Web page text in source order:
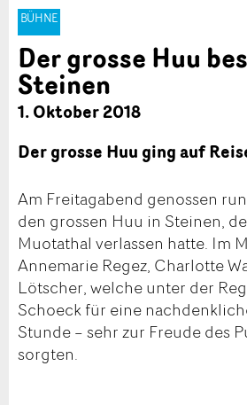
BÜHNE
Der grosse Huu
Steinen
1. Oktober 2018
Der grosse Huu ging auf
Am Freitagabend genossen
den grossen Huu in Steinen,
Muotathal verlassen hatte. Im
Annemarie Regez, Charlotte
Lötscher, welche unter der
Schoeck für eine
Stunde – sehr zur Freude des
sorgten.